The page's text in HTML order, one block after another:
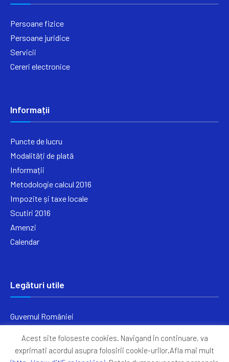
Persoane fizice
Persoane juridice
Servicii
Cereri electronice
Informații
Puncte de lucru
Modalități de plată
Informații
Metodologie calcul 2016
Impozite și taxe locale
Scutiri 2016
Amenzi
Calendar
Legături utile
Guvernul României
Primăria Sectorul 5
Acest site foloseste cookies. Navigand in continuare, va
exprimati acordul asupra folosirii cookie-urilor.Afla mai mult